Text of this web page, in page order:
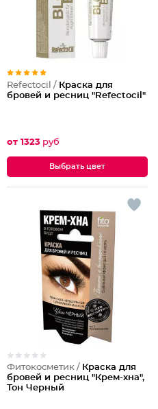
Refectocil / Краска для
бровей и ресниц "Refectocil"
от 1323 руб
Выбрать цвет
Фитокосметик / Краска для
бровей и ресниц "Крем-хна",
Тон Черный